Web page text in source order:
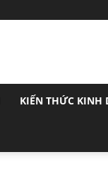
KIẾN THỨC KINH